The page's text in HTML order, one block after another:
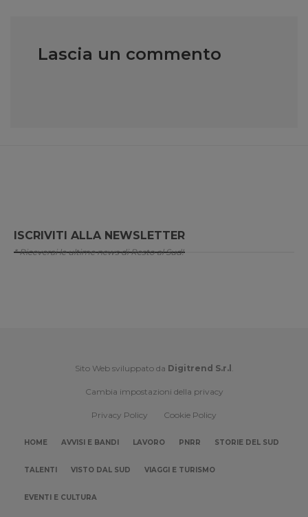
Lascia un commento
ISCRIVITI ALLA NEWSLETTER
* Riceverai le ultime news di Resto al Sud!
Sito Web sviluppato da Digitrend S.r.l .
Cambia impostazioni della privacy
Privacy Policy Cookie Policy
HOME AVVISI E BANDI LAVORO PNRR STORIE DEL SUD
TALENTI VISTO DAL SUD VIAGGI E TURISMO
EVENTI E CULTURA